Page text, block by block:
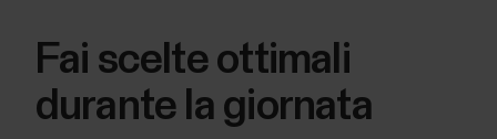
Fai scelte ottimali
durante la giornata